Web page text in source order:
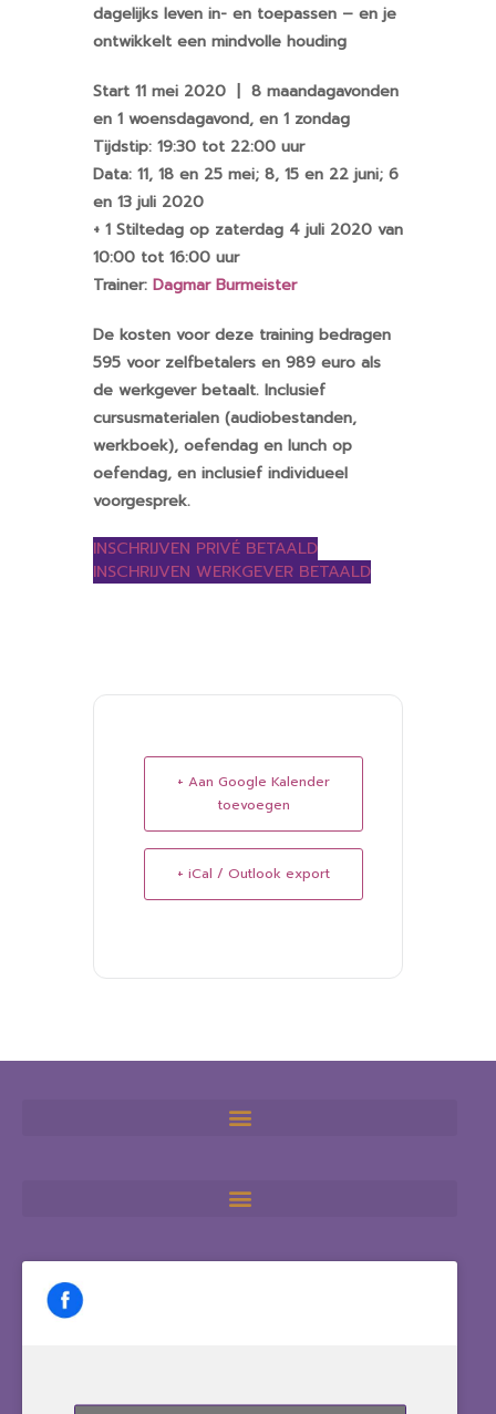
dagelijks leven in- en toepassen – en je
ontwikkelt een mindvolle houding
Start 11 mei 2020 | 8 maandagavonden
en 1 woensdagavond, en 1 zondag
Tijdstip: 19:30 tot 22:00 uur
Data: 11, 18 en 25 mei; 8, 15 en 22 juni; 6
en 13 juli 2020
+ 1 Stiltedag op zaterdag 4 juli 2020 van
10:00 tot 16:00 uur
Trainer: Dagmar Burmeister
De kosten voor deze training bedragen
595 voor zelfbetalers en 989 euro als
de werkgever betaalt. Inclusief
cursusmaterialen (audiobestanden,
werkboek), oefendag en lunch op
oefendag, en inclusief individueel
voorgesprek.
INSCHRIJVEN PRIVÉ BETAALD
INSCHRIJVEN WERKGEVER BETAALD
+ Aan Google Kalender
toevoegen
+ iCal / Outlook export